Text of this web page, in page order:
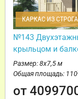
КАРКАС ИЗ
№143
крыльцом и
Размер: 8х7,5 м
Общая площадь: 110
от